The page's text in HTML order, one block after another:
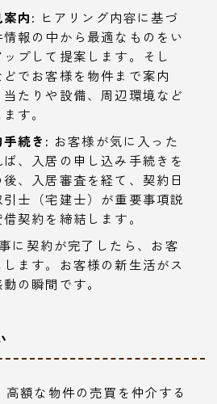
内: ヒアリング内容に基づ
報の中から最適なものをい
プして提案します。そし
でお客様を物件まで案内
当たりや設備、周辺環境など
す。
続き: お客様が気に入った
、入居の申し込み手続きを
、入居審査を経て、契約日
士（宅建士）が重要事項説
契約を締結します。
に契約が完了したら、お客
ます。お客様の新生活がス
の瞬間です。
額な物件の売買を仲介する